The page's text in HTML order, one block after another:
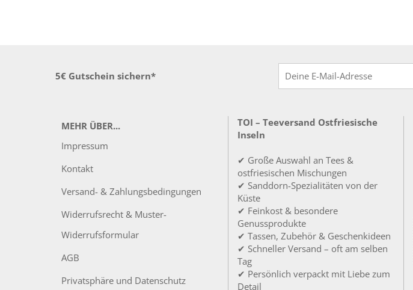
5€ Gutschein sichern*
MEHR ÜBER...
Impressum
Kontakt
Versand- & Zahlungsbedingungen
Widerrufsrecht & Muster-
Widerrufsformular
AGB
Privatsphäre und Datenschutz
TOI – Teeversand Ostfriesische
Inseln
✔ Große Auswahl an Tees &
ostfriesischen Mischungen
✔ Sanddorn-Spezialitäten von der
Küste
✔ Feinkost & besondere
Genussprodukte
✔ Tassen, Zubehör & Geschenkideen
✔ Schneller Versand – oft am selben
Tag
✔ Persönlich verpackt mit Liebe zum
Detail